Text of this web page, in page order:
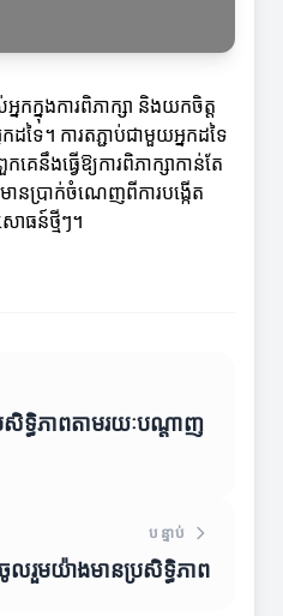
ក្នុងការពិភាក្សា និងយកចិត្ត
ទៃ។ ការតភ្ជាប់ជាមួយអ្នកដទៃ
ងធ្វើឱ្យការពិភាក្សាកាន់តែ
នប្រាក់ចំណេញពីការបង្កើត
ោធន៍ថ្មីៗ។
សិទ្ធិភាពតាមរយៈបណ្តាញ
បន្ទាប់
លរួមយ៉ាងមានប្រសិទ្ធិភាព